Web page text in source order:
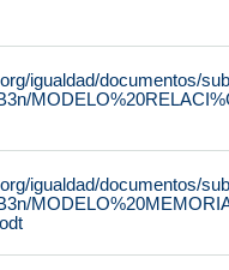
igualdad/documentos/
igualdad/documentos/